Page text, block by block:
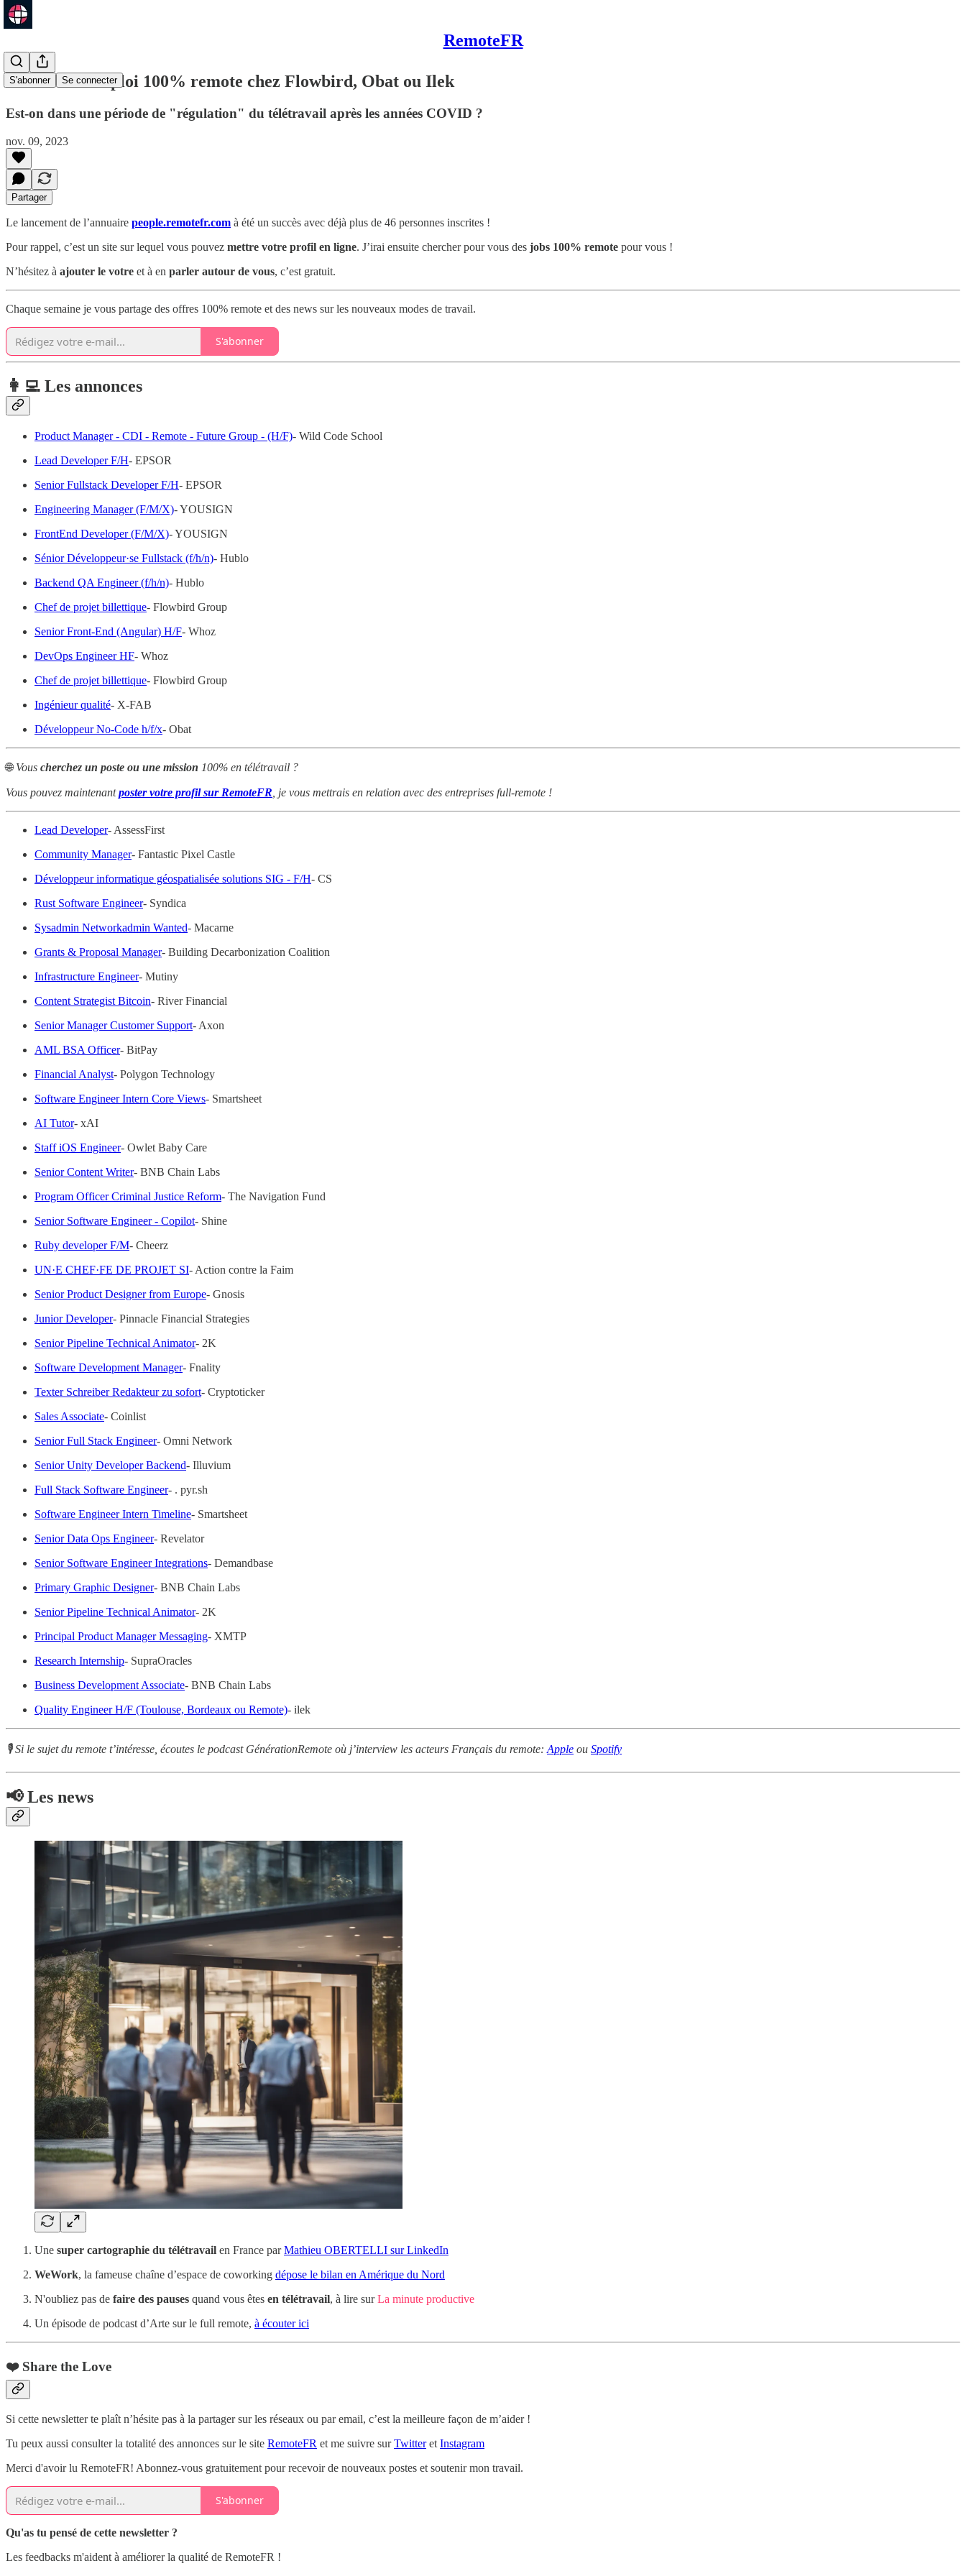
RemoteFR
S'abonner Se connecter
51 offres d'emploi 100% remote chez Flowbird, Obat ou Ilek
Est-on dans une période de "régulation" du télétravail après les années COVID ?
nov. 09, 2023
Partager
Le lancement de l’annuaire people.remotefr.com à été un succès avec déjà plus de 46 personnes inscrites !
Pour rappel, c’est un site sur lequel vous pouvez mettre votre profil en ligne. J’irai ensuite chercher pour vous des jobs 100% remote pour vous !
N’hésitez à ajouter le votre et à en parler autour de vous, c’est gratuit.
Chaque semaine je vous partage des offres 100% remote et des news sur les nouveaux modes de travail.
S'abonner
👩‍💻 Les annonces
Product Manager - CDI - Remote - Future Group - (H/F)- Wild Code School
Lead Developer F/H- EPSOR
Senior Fullstack Developer F/H- EPSOR
Engineering Manager (F/M/X)- YOUSIGN
FrontEnd Developer (F/M/X)- YOUSIGN
Sénior Développeur·se Fullstack (f/h/n)- Hublo
Backend QA Engineer (f/h/n)- Hublo
Chef de projet billettique- Flowbird Group
Senior Front-End (Angular) H/F- Whoz
DevOps Engineer HF- Whoz
Chef de projet billettique- Flowbird Group
Ingénieur qualité- X-FAB
Développeur No-Code h/f/x- Obat
🌐 Vous cherchez un poste ou une mission 100% en télétravail ?
Vous pouvez maintenantposter votre profil sur RemoteFR , je vous mettrais en relation avec des entreprises full-remote !
Lead Developer- AssessFirst
Community Manager- Fantastic Pixel Castle
Développeur informatique géospatialisée solutions SIG - F/H- CS
Rust Software Engineer- Syndica
Sysadmin Networkadmin Wanted- Macarne
Grants & Proposal Manager- Building Decarbonization Coalition
Infrastructure Engineer- Mutiny
Content Strategist Bitcoin- River Financial
Senior Manager Customer Support- Axon
AML BSA Officer- BitPay
Financial Analyst- Polygon Technology
Software Engineer Intern Core Views- Smartsheet
AI Tutor- xAI
Staff iOS Engineer- Owlet Baby Care
Senior Content Writer- BNB Chain Labs
Program Officer Criminal Justice Reform- The Navigation Fund
Senior Software Engineer - Copilot- Shine
Ruby developer F/M- Cheerz
UN·E CHEF·FE DE PROJET SI- Action contre la Faim
Senior Product Designer from Europe- Gnosis
Junior Developer- Pinnacle Financial Strategies
Senior Pipeline Technical Animator- 2K
Software Development Manager- Fnality
Texter Schreiber Redakteur zu sofort- Cryptoticker
Sales Associate- Coinlist
Senior Full Stack Engineer- Omni Network
Senior Unity Developer Backend- Illuvium
Full Stack Software Engineer- . pyr.sh
Software Engineer Intern Timeline- Smartsheet
Senior Data Ops Engineer- Revelator
Senior Software Engineer Integrations- Demandbase
Primary Graphic Designer- BNB Chain Labs
Senior Pipeline Technical Animator- 2K
Principal Product Manager Messaging- XMTP
Research Internship- SupraOracles
Business Development Associate- BNB Chain Labs
Quality Engineer H/F (Toulouse, Bordeaux ou Remote)- ilek
🎙 Si le sujet du remote t’intéresse, écoutes le podcast GénérationRemote où j’interview les acteurs Français du remote: Apple ou Spotify
📢 Les news
Une super cartographie du télétravail en France parMathieu OBERTELLI sur LinkedIn
WeWork, la fameuse chaîne d’espace de coworking dépose le bilan en Amérique du Nord
N'oubliez pas de faire des pauses quand vous êtes en télétravail, à lire surLa minute productive
Un épisode de podcast d’Arte sur le full remote, à écouter ici
❤️ Share the Love
Si cette newsletter te plaît n’hésite pas à la partager sur les réseaux ou par email, c’est la meilleure façon de m’aider !
Tu peux aussi consulter la totalité des annonces sur le site RemoteFR et me suivre surTwitteret Instagram
Merci d'avoir lu RemoteFR! Abonnez-vous gratuitement pour recevoir de nouveaux postes et soutenir mon travail.
S'abonner
Qu'as tu pensé de cette newsletter ?
Les feedbacks m'aident à améliorer la qualité de RemoteFR !